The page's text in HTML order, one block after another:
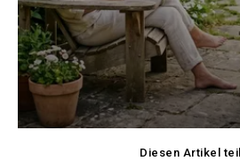
Diesen Artikel